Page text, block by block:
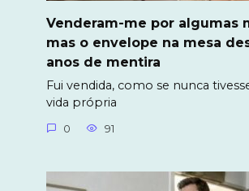
Venderam-me por algumas
mas o envelope na mesa
anos de mentira
Fui vendida, como se nunca
vida própria
0 91